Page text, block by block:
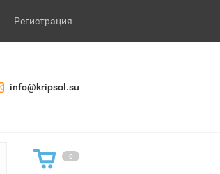
Регистрация
info@kripsol.su
0